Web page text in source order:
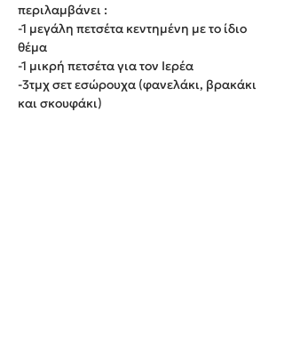
περιλαμβάνει :
-1 μεγάλη πετσέτα κεντημένη με το ίδιο
θέμα
-1 μικρή πετσέτα για τον Ιερέα
-3τμχ σετ εσώρουχα (φανελάκι, βρακάκι
και σκουφάκι)